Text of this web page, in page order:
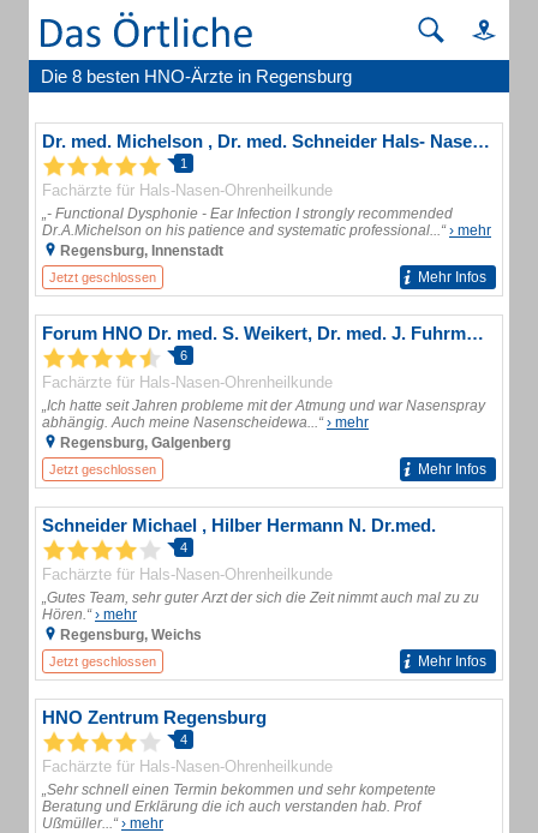
Die 8 besten HNO-Ärzte in Regensburg
Dr. med. Michelson , Dr. med. Schneider Hals- Nasen- Ohrenärzte
1
Fachärzte für Hals-Nasen-Ohrenheilkunde
„- Functional Dysphonie - Ear Infection I strongly recommended
Dr.A.Michelson on his patience and systematic professional...“› mehr
Regensburg, Innenstadt
Jetzt geschlossen Mehr Infos
Forum HNO Dr. med. S. Weikert, Dr. med. J. Fuhrmann, Dr. med. I. Hake Ärzte für HNO
6
Fachärzte für Hals-Nasen-Ohrenheilkunde
„Ich hatte seit Jahren probleme mit der Atmung und war Nasenspray
abhängig. Auch meine Nasenscheidewa...“› mehr
Regensburg, Galgenberg
Jetzt geschlossen Mehr Infos
Schneider Michael , Hilber Hermann N. Dr.med.
4
Fachärzte für Hals-Nasen-Ohrenheilkunde
„Gutes Team, sehr guter Arzt der sich die Zeit nimmt auch mal zu zu
Hören.“› mehr
Regensburg, Weichs
Jetzt geschlossen Mehr Infos
HNO Zentrum Regensburg
4
Fachärzte für Hals-Nasen-Ohrenheilkunde
„Sehr schnell einen Termin bekommen und sehr kompetente
Beratung und Erklärung die ich auch verstanden hab. Prof
Ußmüller...“› mehr